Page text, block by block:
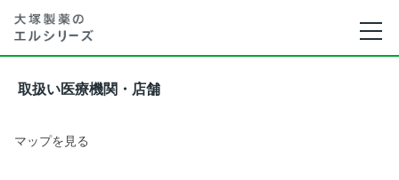
取扱い医療機関・店舗
マップを見る